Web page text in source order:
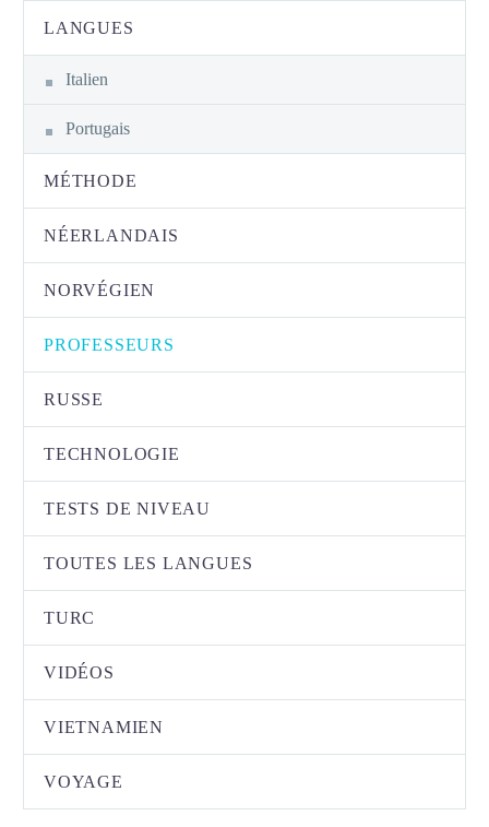
LANGUES
Italien
Portugais
MÉTHODE
NÉERLANDAIS
NORVÉGIEN
PROFESSEURS
RUSSE
TECHNOLOGIE
TESTS DE NIVEAU
TOUTES LES LANGUES
TURC
VIDÉOS
VIETNAMIEN
VOYAGE